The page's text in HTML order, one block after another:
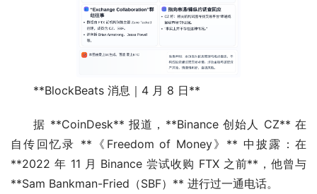
**BlockBeats 消息｜4 月 8 日**
据 **CoinDesk** 报道，**Binance 创始人 CZ** 在
自传回忆录 **《Freedom of Money》** 中披露：在
**2022 年 11 月 Binance 尝试收购 FTX 之前**，他曾与
**Sam Bankman-Fried（SBF）** 进行过一通电话。